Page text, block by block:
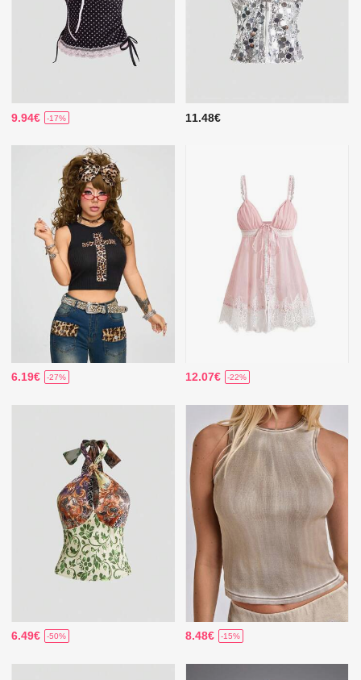
9.94€ -17% 11.48€
6.19€ -27% 12.07€ -22%
6.49€ -50% 8.48€ -15%